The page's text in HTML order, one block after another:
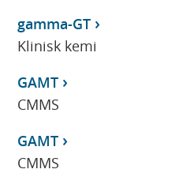
gamma-GT
Klinisk kemi
GAMT
CMMS
GAMT
CMMS